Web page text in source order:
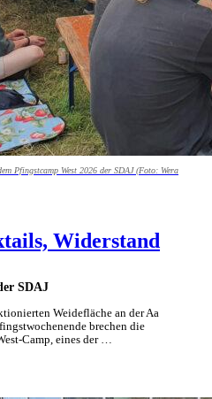
Pfingstcamp West 2026 der SDAJ (Foto: Wera
SDAJ
Widerstand
Weidefläche an der Aa
brechen die
Camp, eines der …